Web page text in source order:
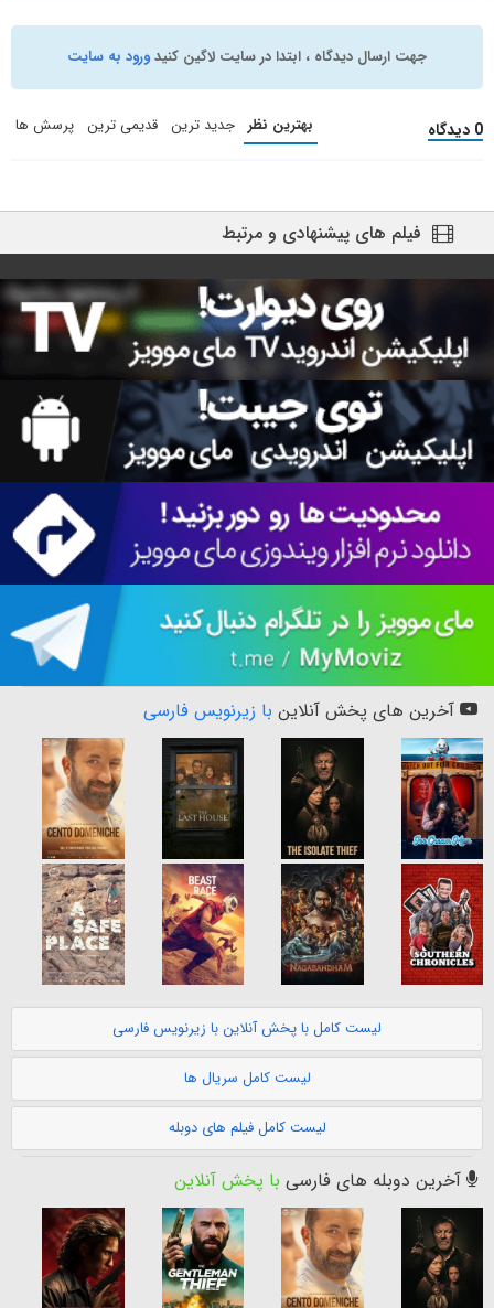
جهت ارسال دیدگاه ، ابتدا در سایت لاگین کنیدورود به سایت
0 دیدگاه بهترین نظر جدید ترین قدیمی ترین پرسش ها
فیلم های پیشنهادی و مرتبط
آخرین های پخش آنلاین با زیرنویس فارسی
لیست کامل با پخش آنلاین با زیرنویس فارسی
لیست کامل سریال ها
لیست کامل فیلم های دوبله
آخرین دوبله های فارسی با پخش آنلاین